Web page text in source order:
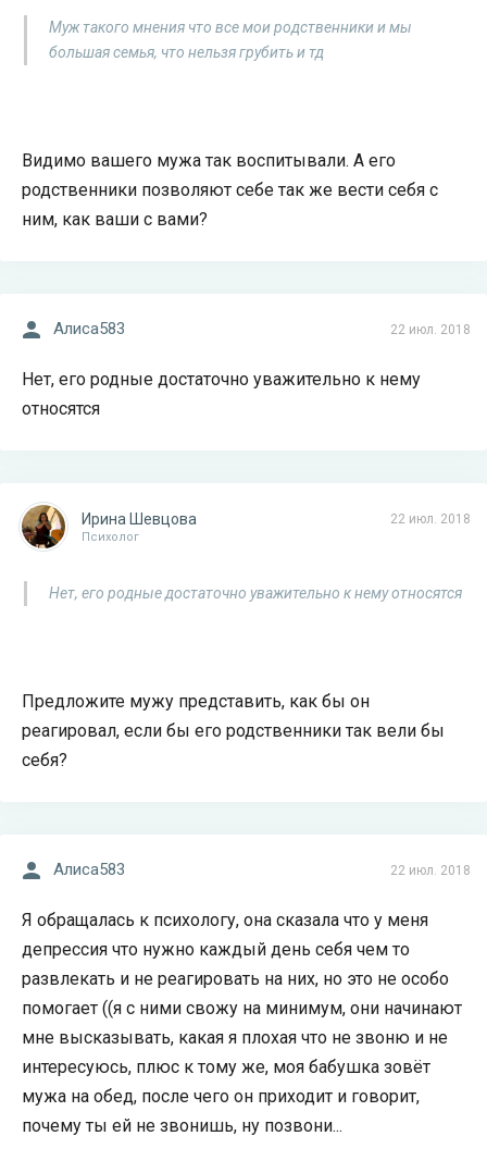
Муж такого мнения что все мои родственники и мы
большая семья, что нельзя грубить и тд
Видимо вашего мужа так воспитывали. А его
родственники позволяют себе так же вести себя с
ним, как ваши с вами?
22 июл. 2018
Алиса583
Нет, его родные достаточно уважительно к нему
относятся
22 июл. 2018
Ирина Шевцова
Психолог
Нет, его родные достаточно уважительно к нему относятся
Предложите мужу представить, как бы он
реагировал, если бы его родственники так вели бы
себя?
22 июл. 2018
Алиса583
Я обращалась к психологу, она сказала что у меня
депрессия что нужно каждый день себя чем то
развлекать и не реагировать на них, но это не особо
помогает ((я с ними свожу на минимум, они начинают
мне высказывать, какая я плохая что не звоню и не
интересуюсь, плюс к тому же, моя бабушка зовёт
мужа на обед, после чего он приходит и говорит,
почему ты ей не звонишь, ну позвони...